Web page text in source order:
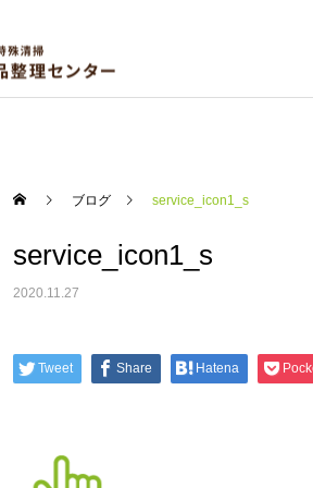
ご依頼までの流れ
遺品の仕分け・買取・
供養
の遺品整理 西宮市
ブログ service_icon1_s
service_icon1_s
2020.11.27
Tweet Share Hatena